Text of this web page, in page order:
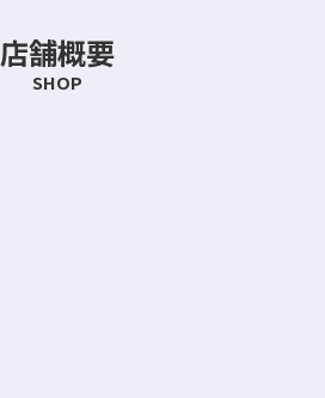
店舗概要
SHOP